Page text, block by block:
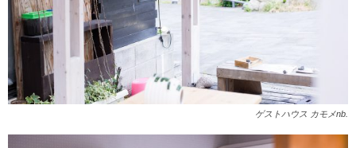
ゲストハウス カモメnb.